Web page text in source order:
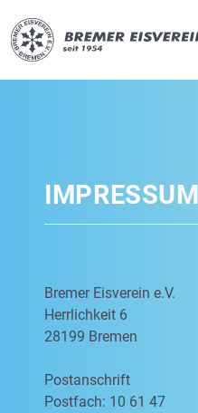
IMPRESSUM
Bremer Eisverein e.V.
Herrlichkeit 6
28199 Bremen
Postanschrift
Postfach: 10 61 47